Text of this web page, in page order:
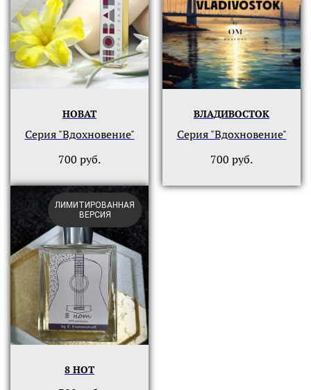
НОВАТ
Серия "Вдохновение"
700 руб.
ВЛАДИВОСТОК
Серия "Вдохновение"
700 руб.
ЛИМИТИРОВАННАЯ
ВЕРСИЯ
8 НОТ